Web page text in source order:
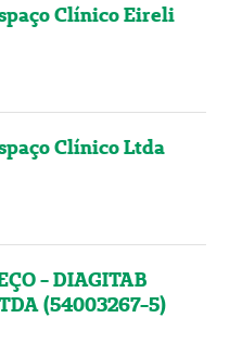
Clínico Eireli
Clínico Ltda
- DIAGITAB
(54003267-5)